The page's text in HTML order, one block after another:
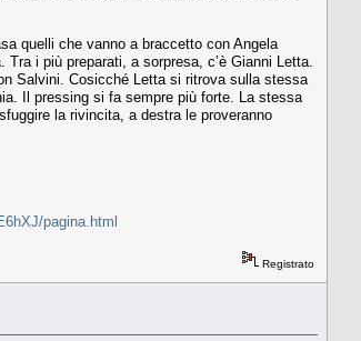
quelli che vanno a braccetto con Angela
i più preparati, a sorpresa, c’è Gianni Letta.
Salvini. Cosicché Letta si ritrova sulla stessa
Il pressing si fa sempre più forte. La stessa
la rivincita, a destra le proveranno
pagina.html
Registrato